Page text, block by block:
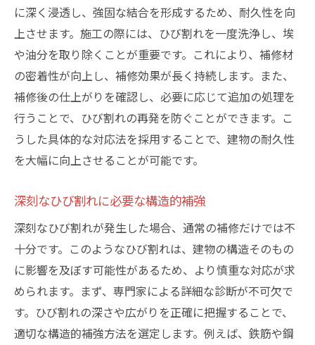
に深く浸透し、強固な結合を形成するため、耐久性を向
上させます。施工の際には、ひび割れを一度洗浄し、埃
や油分を取り除くことが重要です。これにより、補修材
の密着性が向上し、補修効果が長く持続します。また、
補修後の仕上がりを確認し、必要に応じて追加の処理を
行うことで、ひび割れの再発を防ぐことができます。こ
うした具体的な対応法を採用することで、建物の耐久性
を大幅に向上させることが可能です。
深刻なひび割れに必要な構造的補強
深刻なひび割れが発生した場合、通常の補修だけでは不
十分です。このようなひび割れは、建物の構造そのもの
に影響を及ぼす可能性があるため、より慎重な対応が求
められます。まず、専門家による詳細な診断が不可欠で
す。ひび割れの深さや広がりを正確に把握することで、
適切な構造的補強方法を選定します。例えば、鉄筋や鋼